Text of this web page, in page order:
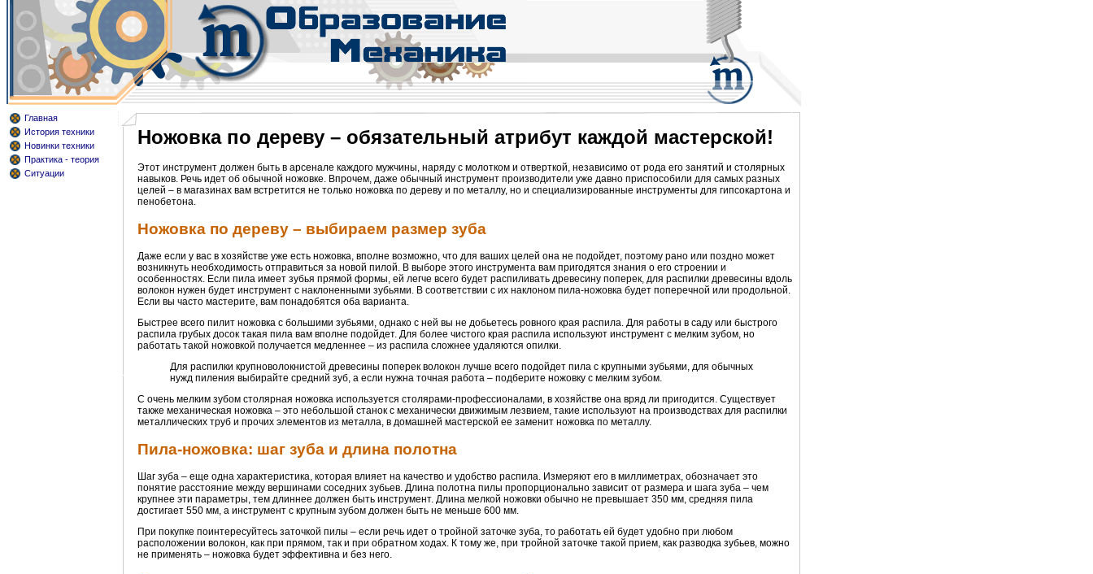
Главная
История техники
Новинки техники
Практика - теория
Ситуации
Ножовка по дереву – обязательный атрибут каждой мастерской!
Этот инструмент должен быть в арсенале каждого мужчины, наряду с молотком и отверткой, независимо от рода его занятий и столярных
навыков. Речь идет об обычной ножовке. Впрочем, даже обычный инструмент производители уже давно приспособили для самых разных
целей – в магазинах вам встретится не только ножовка по дереву и по металлу, но и специализированные инструменты для гипсокартона и
пенобетона.
Ножовка по дереву – выбираем размер зуба
Даже если у вас в хозяйстве уже есть ножовка, вполне возможно, что для ваших целей она не подойдет, поэтому рано или поздно может
возникнуть необходимость отправиться за новой пилой. В выборе этого инструмента вам пригодятся знания о его строении и
особенностях. Если пила имеет зубья прямой формы, ей легче всего будет распиливать древесину поперек, для распилки древесины вдоль
волокон нужен будет инструмент с наклоненными зубьями. В соответствии с их наклоном пила-ножовка будет поперечной или продольной.
Если вы часто мастерите, вам понадобятся оба варианта.
Быстрее всего пилит ножовка с большими зубьями, однако с ней вы не добьетесь ровного края распила. Для работы в саду или быстрого
распила грубых досок такая пила вам вполне подойдет. Для более чистого края распила используют инструмент с мелким зубом, но
работать такой ножовкой получается медленнее – из распила сложнее удаляются опилки.
Для распилки крупноволокнистой древесины поперек волокон лучше всего подойдет пила с крупными зубьями, для обычных
нужд пиления выбирайте средний зуб, а если нужна точная работа – подберите ножовку с мелким зубом.
С очень мелким зубом столярная ножовка используется столярами-профессионалами, в хозяйстве она вряд ли пригодится. Существует
также механическая ножовка – это небольшой станок с механически движимым лезвием, такие используют на производствах для распилки
металлических труб и прочих элементов из металла, в домашней мастерской ее заменит ножовка по металлу.
Пила-ножовка: шаг зуба и длина полотна
Шаг зуба – еще одна характеристика, которая влияет на качество и удобство распила. Измеряют его в миллиметрах, обозначает это
понятие расстояние между вершинами соседних зубьев. Длина полотна пилы пропорционально зависит от размера и шага зуба – чем
крупнее эти параметры, тем длиннее должен быть инструмент. Длина мелкой ножовки обычно не превышает 350 мм, средняя пила
достигает 550 мм, а инструмент с крупным зубом должен быть не меньше 600 мм.
При покупке поинтересуйтесь заточкой пилы – если речь идет о тройной заточке зуба, то работать ей будет удобно при любом
расположении волокон, как при прямом, так и при обратном ходах. К тому же, при тройной заточке такой прием, как разводка зубьев, можно
не применять – ножовка будет эффективна и без него.